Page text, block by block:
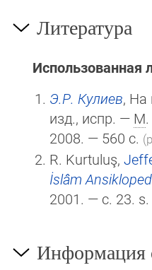
Литература
Использованная
Э.Р. Кулиев, На
изд., испр. — М
2008. — 560 с.
R. Kurtuluş,
İslâm
2001. — c. 23.
Информация